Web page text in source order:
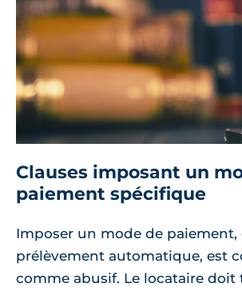
Clauses imposant un
paiement spécifique
Imposer un mode de paiement,
prélèvement automatique, est
comme abusif. Le locataire doit